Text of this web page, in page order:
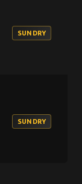
SUNDRY
SUNDRY